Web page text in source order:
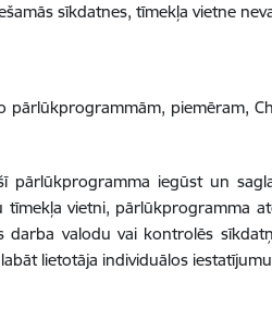
sīkdatnes, tīmekļa vietne
piemēram,
pārlūkprogramma iegūst un
tīmekļa vietni, pārlūkprogramma
darba valodu vai kontrolēs
lietotāja individuālos